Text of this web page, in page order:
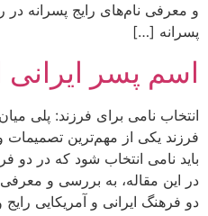
و معرفی نام‌های رایج پسرانه در
پسرانه […]
اسم پسر ایرانی
انتخاب نامی برای فرزند: پلی
فرزند یکی از مهم‌ترین تصمیمات
باید نامی انتخاب شود که در دو
در این مقاله، به بررسی و
دو فرهنگ ایرانی و آمریکایی